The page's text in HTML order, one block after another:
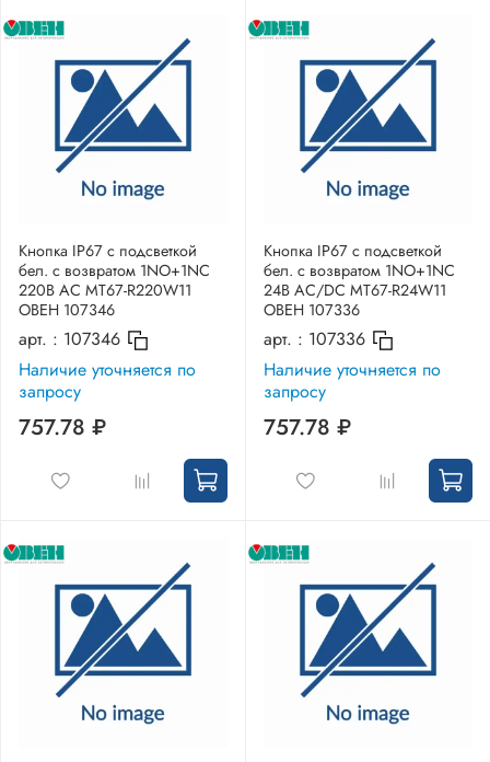
Кнопка IP67 с подсветкой
бел. с возвратом 1NO+1NC
220В AC MT67-R220W11
ОВЕН 107346
арт. : 107346
Наличие уточняется по
запросу
757.78 ₽
Кнопка IP67 с подсветкой
бел. с возвратом 1NO+1NC
24В AC/DC MT67-R24W11
ОВЕН 107336
арт. : 107336
Наличие уточняется по
запросу
757.78 ₽